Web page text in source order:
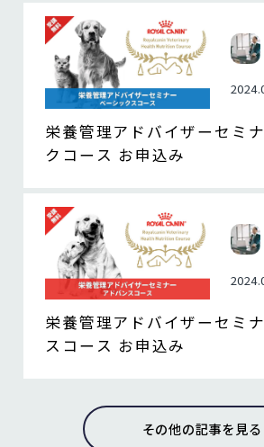
栄養管理アドバイザーセミ
クコース お申込み
栄養管理アドバイザーセミ
スコース お申込み
その他の記事を見る